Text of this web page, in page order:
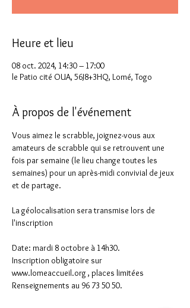
Heure et lieu
08 oct. 2024, 14:30 – 17:00
le Patio cité OUA, 56J8+3HQ, Lomé, Togo
À propos de l'événement
Vous aimez le scrabble, joignez-vous aux
amateurs de scrabble qui se retrouvent une
fois par semaine (le lieu change toutes les
semaines) pour un après-midi convivial de jeux
et de partage.
La géolocalisation sera transmise lors de
l'inscription
Date: mardi 8 octobre à 14h30.
Inscription obligatoire sur
www.lomeaccueil.org , places limitées
Renseignements au 96 73 50 50.